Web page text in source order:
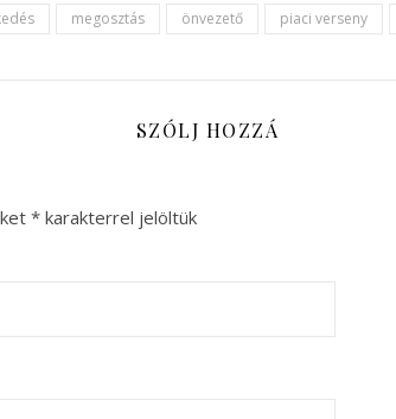
megosztás önvezető piaci verseny
SZÓLJ HOZZÁ
* karakterrel jelöltük